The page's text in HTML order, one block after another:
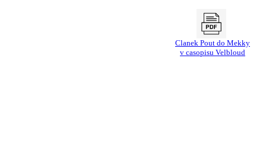
Clanek Pout do Mekky
v casopisu Velbloud